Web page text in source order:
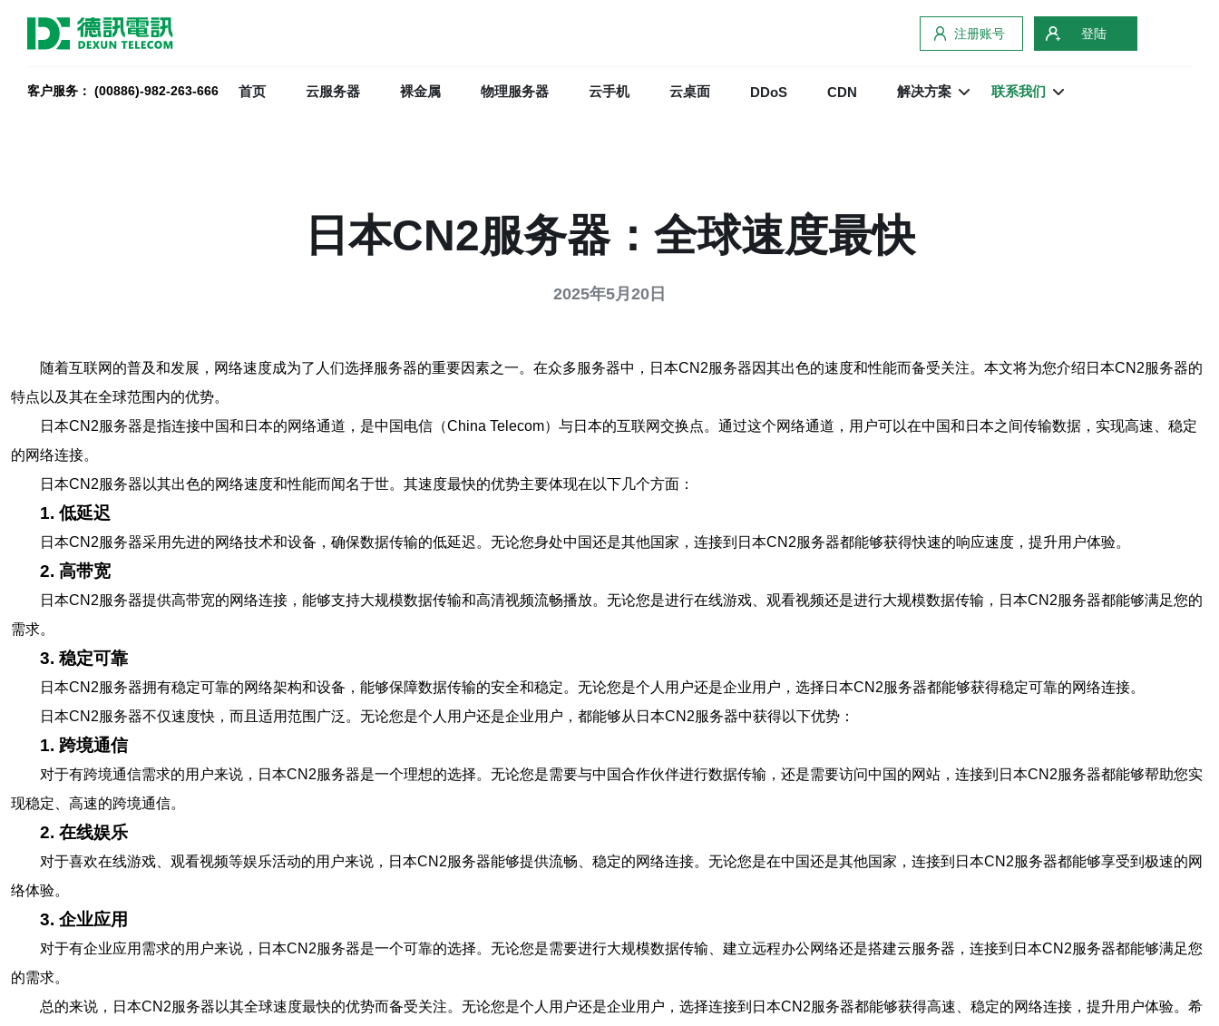
注册账号 登陆
客户服务： (00886)-982-263-666 首页 云服务器 裸金属 物理服务器 云手机 云桌面 DDoS CDN 解决方案 联系我们
日本CN2服务器：全球速度最快
2025年5月20日
随着互联网的普及和发展，网络速度成为了人们选择服务器的重要因素之一。在众多服务器中，日本CN2服务器因其出色的速度和性能而备受关注。本文将为您介绍日本CN2服务器的
特点以及其在全球范围内的优势。
日本CN2服务器是指连接中国和日本的网络通道，是中国电信（China Telecom）与日本的互联网交换点。通过这个网络通道，用户可以在中国和日本之间传输数据，实现高速、稳定
的网络连接。
日本CN2服务器以其出色的网络速度和性能而闻名于世。其速度最快的优势主要体现在以下几个方面：
1. 低延迟
日本CN2服务器采用先进的网络技术和设备，确保数据传输的低延迟。无论您身处中国还是其他国家，连接到日本CN2服务器都能够获得快速的响应速度，提升用户体验。
2. 高带宽
日本CN2服务器提供高带宽的网络连接，能够支持大规模数据传输和高清视频流畅播放。无论您是进行在线游戏、观看视频还是进行大规模数据传输，日本CN2服务器都能够满足您的
需求。
3. 稳定可靠
日本CN2服务器拥有稳定可靠的网络架构和设备，能够保障数据传输的安全和稳定。无论您是个人用户还是企业用户，选择日本CN2服务器都能够获得稳定可靠的网络连接。
日本CN2服务器不仅速度快，而且适用范围广泛。无论您是个人用户还是企业用户，都能够从日本CN2服务器中获得以下优势：
1. 跨境通信
对于有跨境通信需求的用户来说，日本CN2服务器是一个理想的选择。无论您是需要与中国合作伙伴进行数据传输，还是需要访问中国的网站，连接到日本CN2服务器都能够帮助您实
现稳定、高速的跨境通信。
2. 在线娱乐
对于喜欢在线游戏、观看视频等娱乐活动的用户来说，日本CN2服务器能够提供流畅、稳定的网络连接。无论您是在中国还是其他国家，连接到日本CN2服务器都能够享受到极速的网
络体验。
3. 企业应用
对于有企业应用需求的用户来说，日本CN2服务器是一个可靠的选择。无论您是需要进行大规模数据传输、建立远程办公网络还是搭建云服务器，连接到日本CN2服务器都能够满足您
的需求。
总的来说，日本CN2服务器以其全球速度最快的优势而备受关注。无论您是个人用户还是企业用户，选择连接到日本CN2服务器都能够获得高速、稳定的网络连接，提升用户体验。希